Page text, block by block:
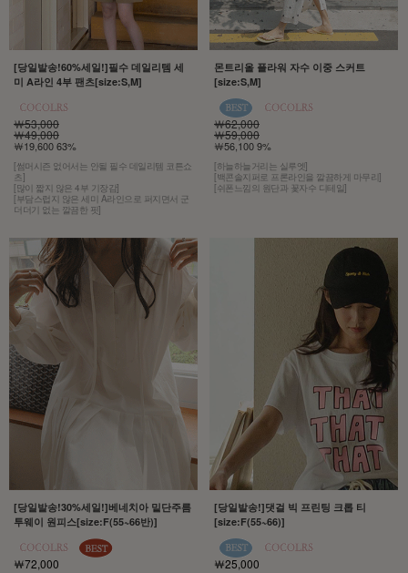
[당일발송!60%세일!]필수 데일리템 세
미 A라인 4부 팬츠[size:S,M]
￦53,000
￦49,000
￦19,600 63%
[썸머시즌 없어서는 안될 필수 데일리템 코튼쇼
츠]
[많이 짧지 않은 4부 기장감]
[부담스럽지 않은 세미 A라인으로 퍼지면서 군
더더기 없는 깔끔한 핏]
몬트리올 플라워 자수 이중 스커트
[size:S,M]
￦62,000
￦59,000
￦56,100 9%
[하늘하늘거리는 실루엣]
[백콘솔지퍼로 프론라인을 깔끔하게 마무리]
[쉬폰느낌의 원단과 꽃자수 디테일]
[당일발송!30%세일!]베네치아 밑단주름
투웨이 원피스[size:F(55~66반)]
￦72,000
[당일발송!]댓걸 빅 프린팅 크롭 티
[size:F(55~66)]
￦25,000